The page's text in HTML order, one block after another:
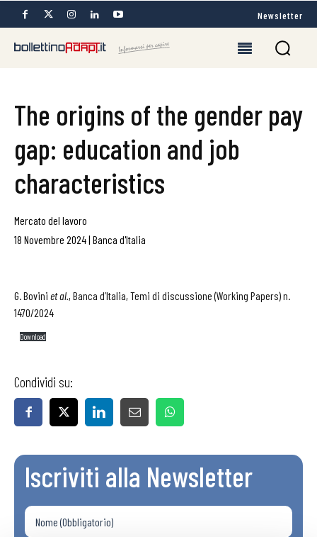
Newsletter
The origins of the gender pay
gap: education and job
characteristics
Mercato del lavoro
18 Novembre 2024| Banca d'Italia
G. Bovini et al., Banca d’Italia, Temi di discussione (Working Papers) n.
1470/2024
Download
Condividi su:
Iscriviti alla Newsletter